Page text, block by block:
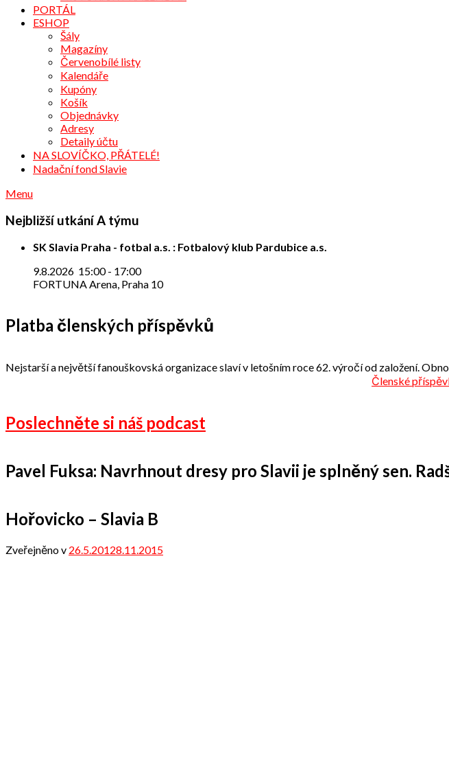
PORTÁL
ESHOP
Šály
Magazíny
Červenobílé listy
Kalendáře
Kupóny
Košík
Objednávky
Adresy
Detaily účtu
NA SLOVÍČKO, PŘÁTELÉ!
Nadační fond Slavie
Menu
Nejbližší utkání A týmu
SK Slavia Praha - fotbal a.s. : Fotbalový klub Pardubice a.s.
9.8.2026 15:00- 17:00
FORTUNA Arena, Praha 10
Platba členských příspěvků
Nejstarší a největší fanouškovská organizace slaví v letošním roce 62. výročí od založení.
Členské
Poslechněte si náš podcast
Pavel Fuksa: Navrhnout dresy pro Slavii je splněný sen.
Hořovicko – Slavia B
Zveřejněno v 26.5.20128.11.2015